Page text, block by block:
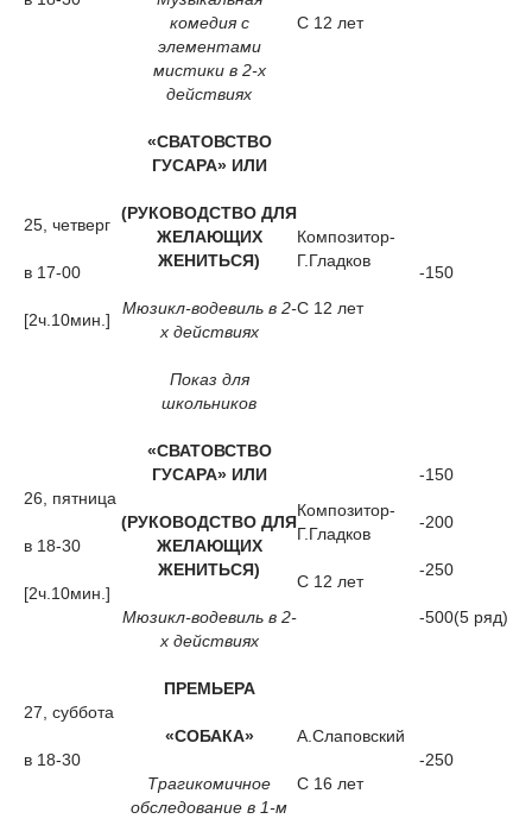
комедия с
элементами
мистики в 2-х
действиях
С 12 лет
25, четверг
в 17-00
[2ч.10мин.]
«СВАТОВСТВО
ГУСАРА»ИЛИ
(РУКОВОДСТВО ДЛЯ
ЖЕЛАЮЩИХ
ЖЕНИТЬСЯ)
Мюзикл-водевиль в 2-
х действиях
Показ для
школьников
Композитор-
Г.Гладков
С 12 лет
-150
26, пятница
в 18-30
[2ч.10мин.]
«СВАТОВСТВО
ГУСАРА»ИЛИ
(РУКОВОДСТВО ДЛЯ
ЖЕЛАЮЩИХ
ЖЕНИТЬСЯ)
Мюзикл-водевиль в 2-
х действиях
Композитор-
Г.Гладков
С 12 лет
-150
-200
-250
-500(5 ряд)
27, суббота
в 18-30
ПРЕМЬЕРА
«СОБАКА»
Трагикомичное
обследование в 1-м
А.Слаповский
С 16 лет
-250